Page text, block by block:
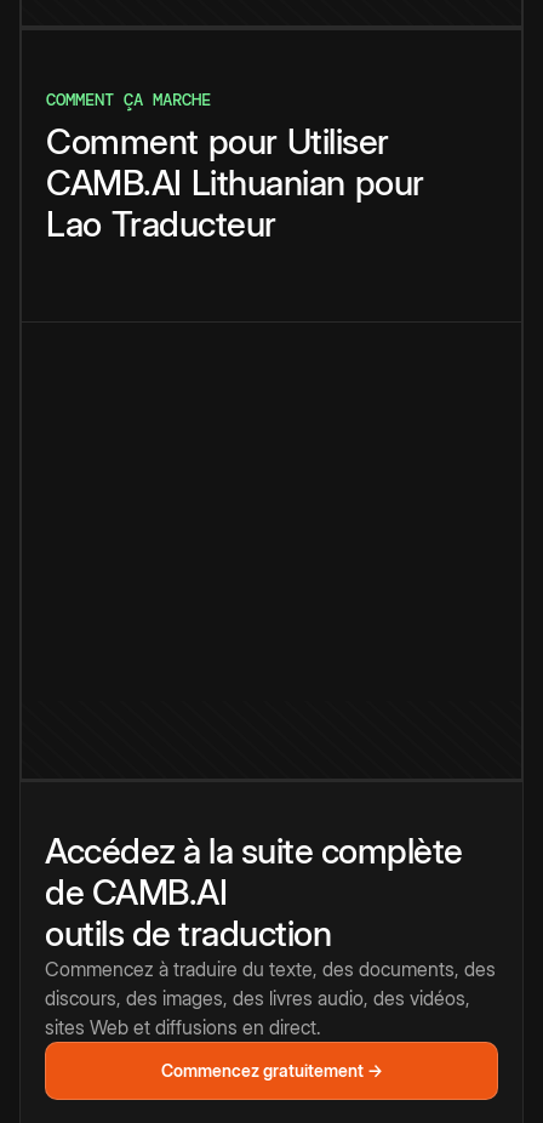
COMMENT ÇA MARCHE
Comment pour Utiliser
CAMB.AI Lithuanian pour
Lao Traducteur
Accédez à la suite complète
de CAMB.AI
outils de traduction
Commencez à traduire du texte, des documents, des
discours, des images, des livres audio, des vidéos,
sites Web et diffusions en direct.
Commencez gratuitement →